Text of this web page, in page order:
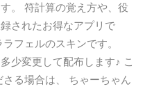
。 符計算の覚え方や、役
されたお得なアプリで
フェルのスキンです。
少変更して配布します♪ こ
る場合は、 ちゃーちゃん